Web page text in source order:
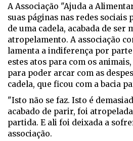
A Associação "Ajuda a
suas páginas nas redes sociais
de uma cadela, acabada de ser
atropelamento. A associação
lamenta a indiferença por
estes atos para com os
para poder arcar com as
cadela, que ficou com a bacia
"Isto não se faz. Isto é
acabado de parir, foi
partida. E ali foi deixada a
associação.